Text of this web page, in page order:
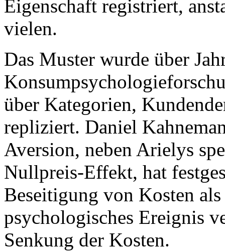
Eigenschaft registriert,
vielen.
Das Muster wurde über
über Kategorien,
repliziert. Daniel
Aversion, neben Arielys
Nullpreis-Effekt, hat
Beseitigung von Kosten
psychologisches Ereignis
Senkung der Kosten.